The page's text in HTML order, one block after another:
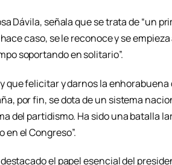
Dávila, señala que se trata de “un
caso, se le reconoce y se
soportando en solitario”.
que felicitar y darnos la
por fin, se dota de un sistema
del partidismo. Ha sido una batalla
el Congreso”.
el papel esencial del